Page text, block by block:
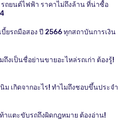
ถยนต์ไฟฟ้า ราคาไม่ถึงล้าน ที่น่าซื้อ
บี้ยรถมือสอง ปี 2566 ทุกสถาบันการเงิน
ถึงเป็นชื่อย่านขายอะไหล่รถเก่า ต้องรู้!
ม เกิดจากอะไร! ทำไมถึงชอบขึ้นประจำ
าแตะขับรถถึงผิดกฎหมาย ต้องอ่าน!